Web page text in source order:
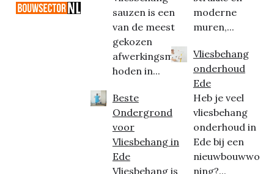
sauzen is een
van de meest
gekozen
afwerkingsmet
hoden in...
Beste
Ondergrond
voor
Vliesbehang in
Ede
Vliesbehang is
moderne
muren,...
Vliesbehang
onderhoud
Ede
Heb je veel
vliesbehang
onderhoud in
Ede bij een
nieuwbouwwo
ning?...